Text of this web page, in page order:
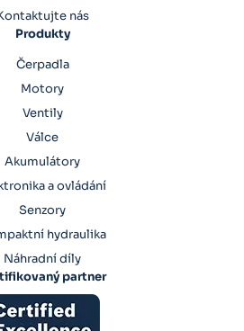
nás
Produkty
Čerpadla
Motory
Ventily
Válce
Akumulátory
a ovládání
Senzory
hydraulika
Náhradní díly
partner